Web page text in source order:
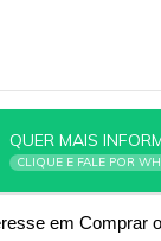
QUER MAIS
CLIQUE E FALE POR